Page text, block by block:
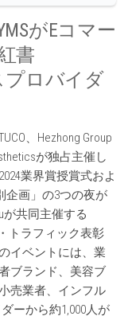
がEコマー
書
プロバイダ
、Hezhong Group
が独占主催し
業界賞授賞式およ
企画」の3つの夜が
が共同主催する
トラフィック表彰
イベントには、業
ブランド、美容ブ
売業者、インフル
ーから約1,000人が